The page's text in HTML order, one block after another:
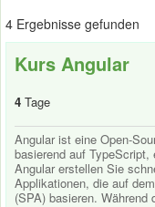
4 Ergebnisse gefunden
Kurs Angular
4 Tage
Angular ist eine Open-
basierend auf
Angular erstellen Sie
Applikationen, die auf
(SPA) basieren.